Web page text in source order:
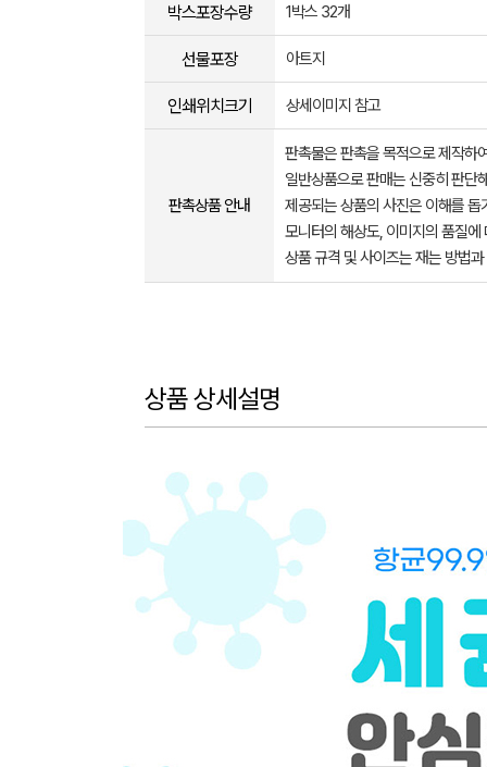
박스포장수량 1박스 32개
선물포장 아트지
인쇄위치크기 상세이미지 참고
판촉상품 안내
판촉물은 판촉을 목적으로 제작하
일반상품으로 판매는 신중히 판단
제공되는 상품의 사진은 이해를
모니터의 해상도, 이미지의 품질
상품 규격 및 사이즈는 재는 방법
상품 상세설명